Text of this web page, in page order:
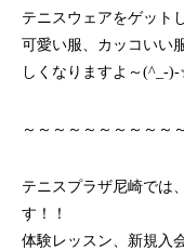
テニスウェアをゲット
可愛い服、カッコいい
しくなりますよ～(^_-
～～～～～～～～～～
テニスプラザ尼崎では
す！！
体験レッスン、新規入